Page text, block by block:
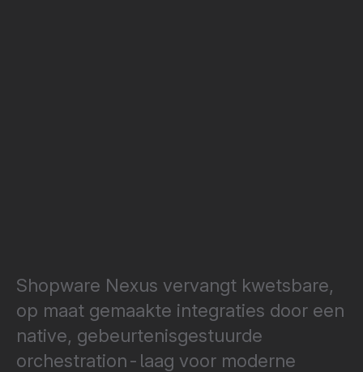
Shopware Nexus vervangt kwetsbare,
op maat gemaakte integraties door een
native, gebeurtenisgestuurde
orchestration-laag voor moderne